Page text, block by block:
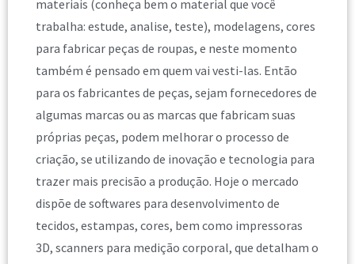
materiais (conheça bem o material que você
trabalha: estude, analise, teste), modelagens, cores
para fabricar peças de roupas, e neste momento
também é pensado em quem vai vesti-las. Então
para os fabricantes de peças, sejam fornecedores de
algumas marcas ou as marcas que fabricam suas
próprias peças, podem melhorar o processo de
criação, se utilizando de inovação e tecnologia para
trazer mais precisão a produção. Hoje o mercado
dispõe de softwares para desenvolvimento de
tecidos, estampas, cores, bem como impressoras
3D, scanners para medição corporal, que detalham o